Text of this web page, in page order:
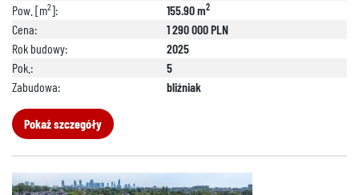
Pow. [m2]: 155.90 m2
Cena:
1 290 000 PLN
Rok budowy:
2025
Pok.:
5
Zabudowa:
bliźniak
Pokaż szczegóły